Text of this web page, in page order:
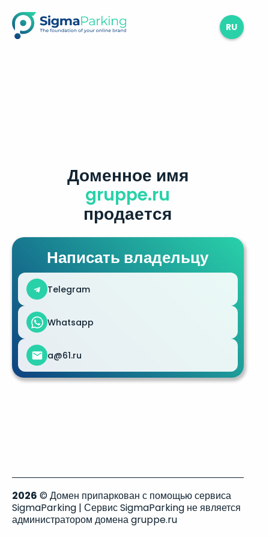
RU
Доменное имя
gruppe.ru
продается
Написать владельцу
Telegram
Whatsapp
a@61.ru
2026 © Домен припаркован с помощью сервиса
SigmaParking | Сервис SigmaParking не является
администратором домена gruppe.ru